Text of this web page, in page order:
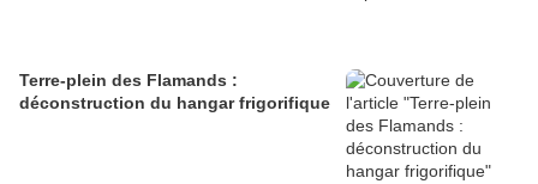
Terre-plein des Flamands :
déconstruction du hangar frigorifique